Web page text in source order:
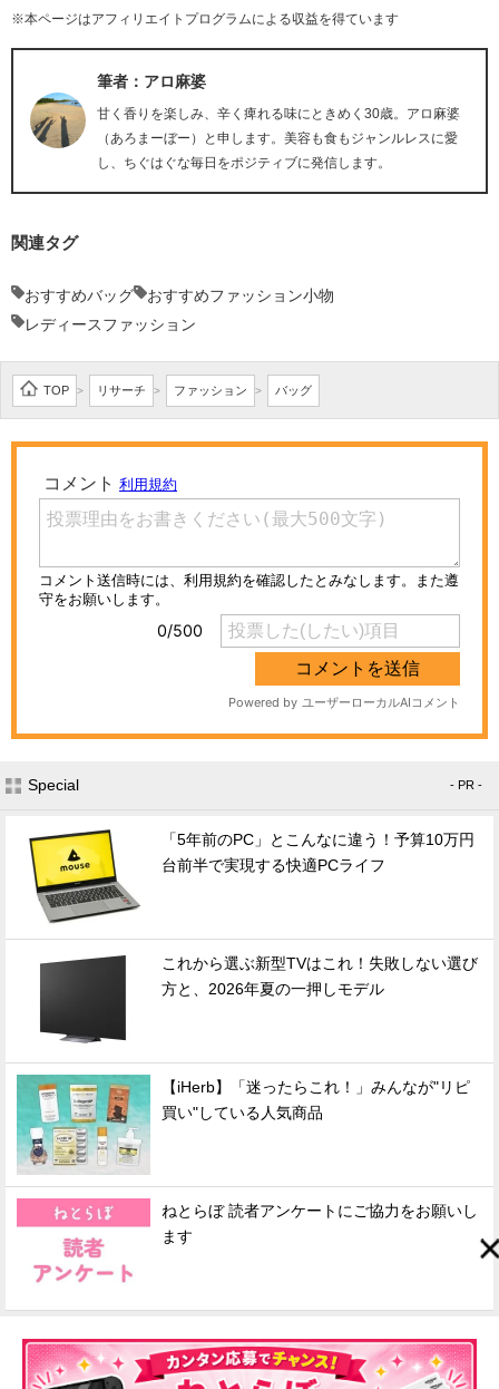
※本ページはアフィリエイトプログラムによる収益を得ています
筆者：アロ麻婆
甘く香りを楽しみ、辛く痺れる味にときめく30歳。アロ麻婆
（あろまーぼー）と申します。美容も食もジャンルレスに愛
し、ちぐはぐな毎日をポジティブに発信します。
関連タグ
おすすめバッグ
おすすめファッション小物
レディースファッション
TOP > リサーチ > ファッション > バッグ
Special - PR -
「5年前のPC」とこんなに違う！予算10万円
台前半で実現する快適PCライフ
これから選ぶ新型TVはこれ！失敗しない選び
方と、2026年夏の一押しモデル
【iHerb】「迷ったらこれ！」みんなが"リピ
買い"している人気商品
ねとらぼ 読者アンケートにご協力をお願いし
ます